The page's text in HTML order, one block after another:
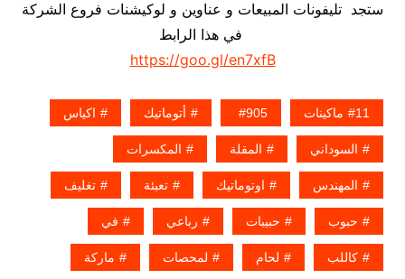
ستجد تليفونات المبيعات و عناوين و لوكيشنات فروع الشركة
في هذا الرابط
https://goo.gl/en7xfB
11ماكينات 905 أتوماتيك اكياس
السوداني المقلة المكسرات
المهندس اوتوماتيك تعبئة تغليف
حبوب حبيبات رباعي في
كاللب لحام لمحصات ماركة